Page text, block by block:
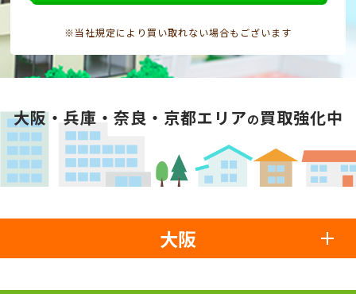
※当社規定により買い取れない場合もございます
大阪・兵庫・奈良・京都エリアの買取強化中
大阪